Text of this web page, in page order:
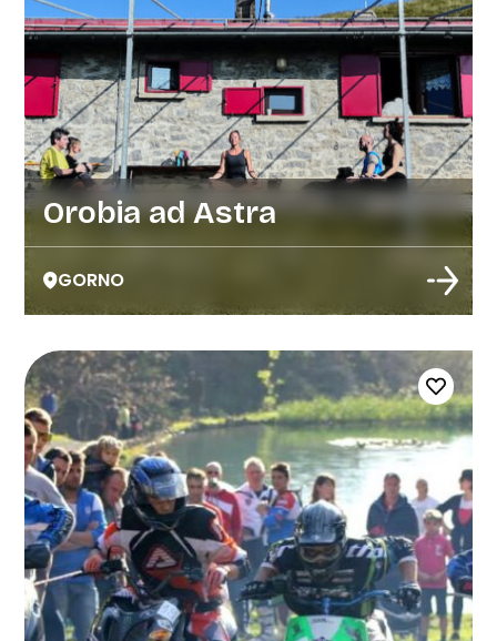
Orobia ad Astra
GORNO